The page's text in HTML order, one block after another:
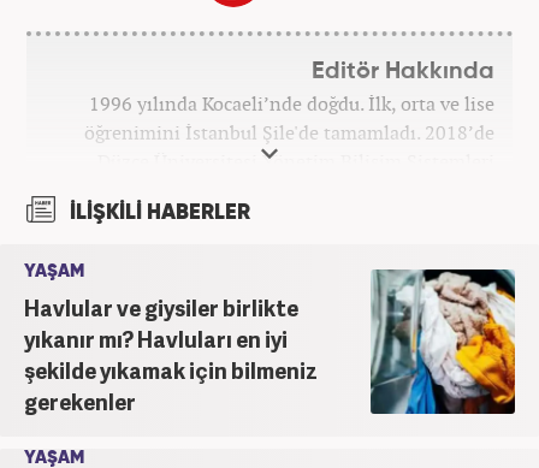
Editör Hakkında
1996 yılında Kocaeli’nde doğdu. İlk, orta ve lise
öğrenimini İstanbul Şile'de tamamladı. 2018’de
Düzce Üniversitesi Yönetim Bilişim Sistemleri
bağlı Haber7.com bünyesinde ‘SEO Editörü’
İLİŞKİLİ HABERLER
YAŞAM
Havlular ve giysiler birlikte
yıkanır mı? Havluları en iyi
şekilde yıkamak için bilmeniz
gerekenler
YAŞAM